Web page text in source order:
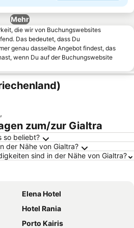
Mehr
die wir von Buchungswebsites
Das bedeutet, dass Du
genau dasselbe Angebot findest, das
wenn Du auf der Buchungswebsite
,
zum/zur Gialtra
so beliebt?
der Nähe von Gialtra?
sind in der Nähe von Gialtra?
Elena Hotel
Hotel Rania
Porto Kairis